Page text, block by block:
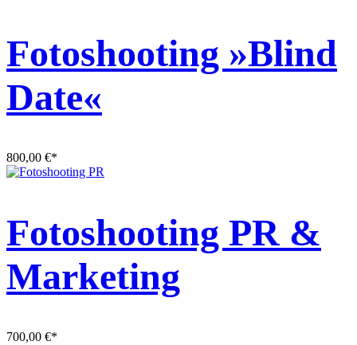
Fotoshooting »Blind
Date«
800,00 €*
Fotoshooting PR &
Marketing
700,00 €*